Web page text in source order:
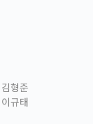
형준
규태